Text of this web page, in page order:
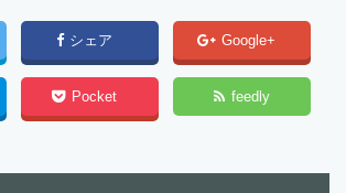
シェア Google+
Pocket feedly